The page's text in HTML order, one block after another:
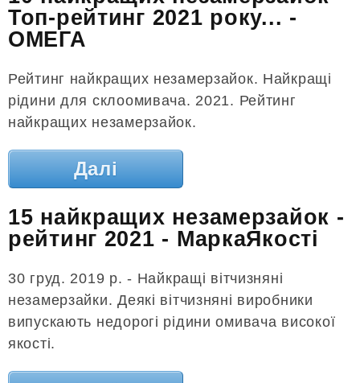
Топ-рейтинг 2021 року... -
ОМЕГА
Рейтинг найкращих незамерзайок. Найкращі
рідини для склоомивача. 2021. Рейтинг
найкращих незамерзайок.
Далі
15 найкращих незамерзайок -
рейтинг 2021 - МаркаЯкості
30 груд. 2019 р. - Найкращі вітчизняні
незамерзайки. Деякі вітчизняні виробники
випускають недорогі рідини омивача високої
якості.